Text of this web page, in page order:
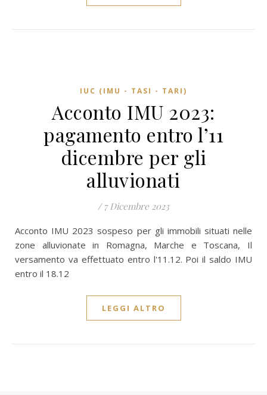
IUC (IMU - TASI - TARI)
Acconto IMU 2023:
pagamento entro l’11
dicembre per gli
alluvionati
/ 7 Dicembre 2023
Acconto IMU 2023 sospeso per gli immobili situati nelle
zone alluvionate in Romagna, Marche e Toscana, Il
versamento va effettuato entro l'11.12. Poi il saldo IMU
entro il 18.12
LEGGI ALTRO